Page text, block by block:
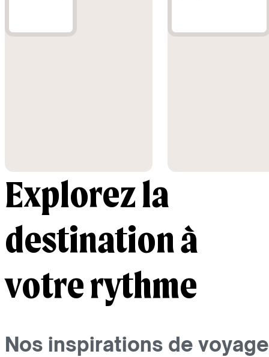
Explorez la
destination à
votre rythme
Nos inspirations de voyage